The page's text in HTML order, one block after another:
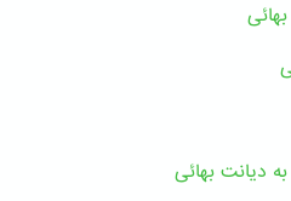
دیانت بهائی